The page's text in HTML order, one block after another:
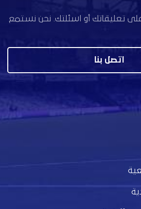
على تعليقاتك أو اسئلتك. نحن نستمع
اتصل بنا